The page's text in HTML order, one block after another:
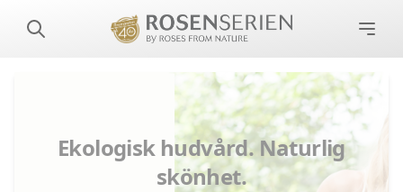
Ekologisk hudvård. Naturlig
skönhet.